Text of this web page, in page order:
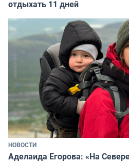
отдыхать 11 дней
НОВОСТИ
Аделаида Егорова: «На